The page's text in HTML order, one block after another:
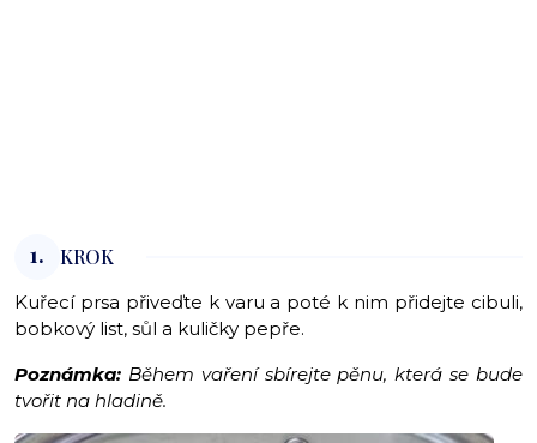
1. KROK
Kuřecí prsa přiveďte k varu a poté k nim přidejte cibuli,
bobkový list, sůl a kuličky pepře.
Poznámka: Během vaření sbírejte pěnu, která se bude
tvořit na hladině.